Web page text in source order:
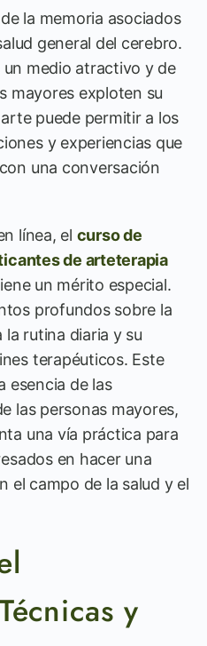
la memoria asociados
general del cerebro.
medio atractivo y de
mayores exploten su
puede permitir a los
y experiencias que
una conversación
línea, el curso de
de arteterapia
un mérito especial.
profundos sobre la
rutina diaria y su
terapéuticos. Este
esencia de las
las personas mayores,
una vía práctica para
en hacer una
el campo de la salud y el
y